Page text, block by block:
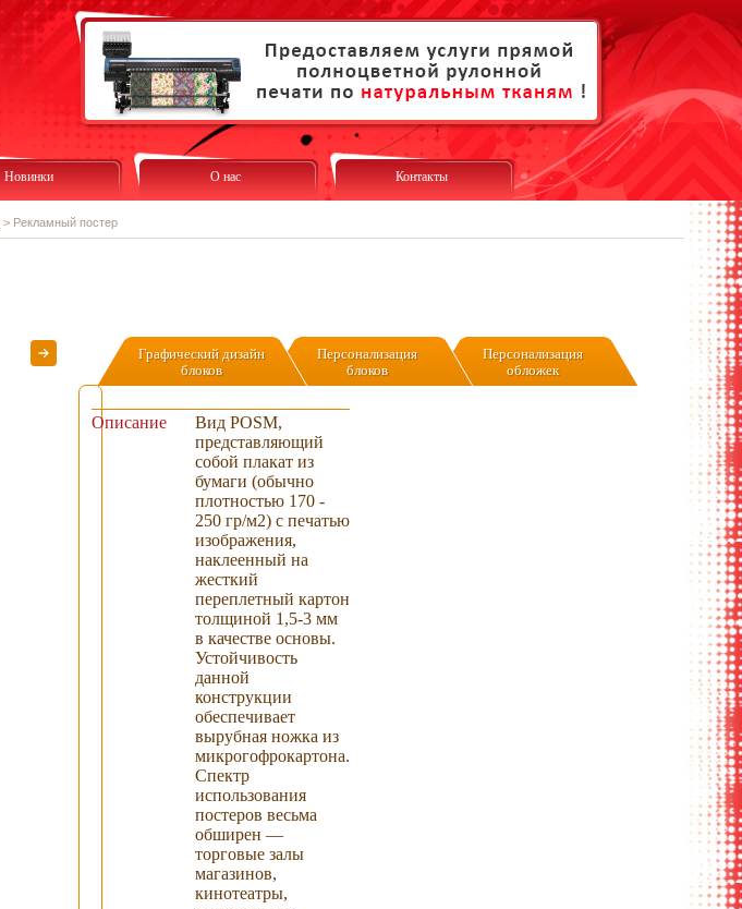
Новинки О нас Контакты
> Рекламный постер
Графический дизайн
блоков
Персонализация
блоков
Персонализация
обложек
Описание
Вид POSМ,
представляющий
собой плакат из
бумаги (обычно
плотностью 170 -
250 гр/м2) с печатью
изображения,
наклеенный на
жесткий
переплетный картон
толщиной 1,5-3 мм
в качестве основы.
Устойчивость
данной
конструкции
обеспечивает
вырубная ножка из
микрогофрокартона.
Спектр
использования
постеров весьма
обширен —
торговые залы
магазинов,
кинотеатры,